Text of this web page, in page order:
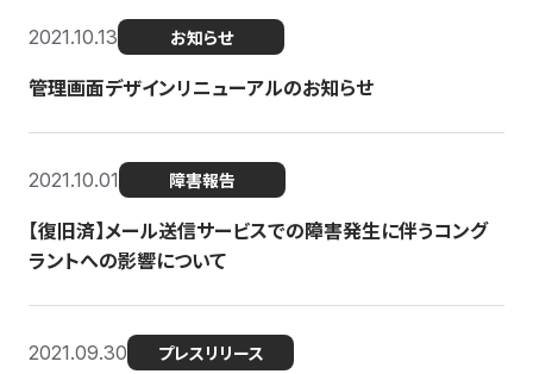
2021.10.13 お知らせ
管理画面デザインリニューアルのお知らせ
2021.10.01 障害報告
【復旧済】メール送信サービスでの障害発生に伴うコング
ラントへの影響について
2021.09.30 プレスリリース